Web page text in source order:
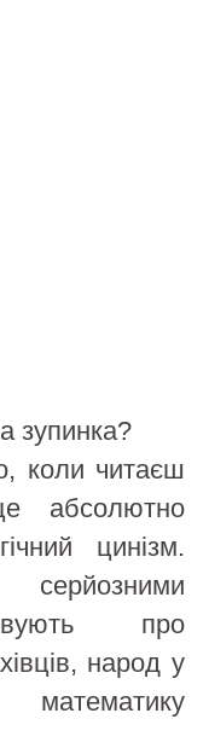
зупинка?
коли читаєш
абсолютно
цинізм.
про
народ у